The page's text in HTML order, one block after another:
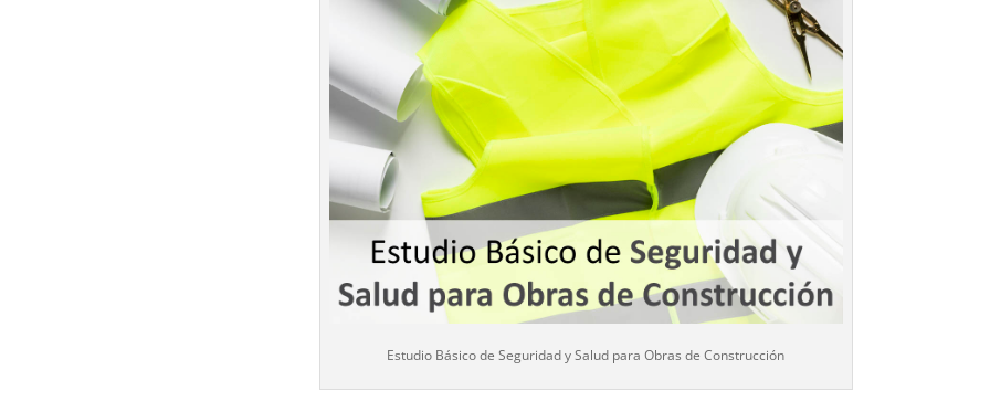
Estudio Básico de Seguridad y Salud para Obras de Construcción